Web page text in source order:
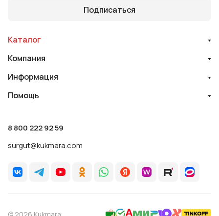
Подписаться
Каталог
Компания
Информация
Помощь
8 800 222 92 59
surgut@kukmara.com
© 2026 Kukmara